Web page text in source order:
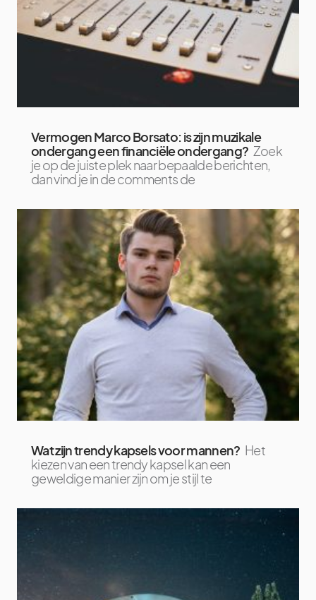
Vermogen Marco Borsato: is zijn muzikale
ondergang een financiële ondergang? Zoek
je op de juiste plek naar bepaalde berichten,
dan vind je in de comments de
Wat zijn trendy kapsels voor mannen? Het
kiezen van een trendy kapsel kan een
geweldige manier zijn om je stijl te